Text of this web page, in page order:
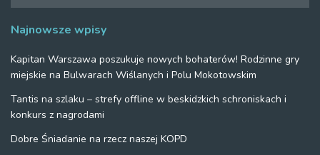
Najnowsze wpisy
Kapitan Warszawa poszukuje nowych bohaterów! Rodzinne gry
miejskie na Bulwarach Wiślanych i Polu Mokotowskim
Tantis na szlaku – strefy offline w beskidzkich schroniskach i
konkurs z nagrodami
Dobre Śniadanie na rzecz naszej KOPD